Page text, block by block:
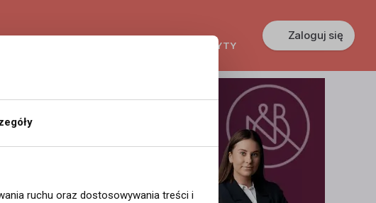
KREDYTY
Zaloguj się
ruchu oraz dostosowywania treści i